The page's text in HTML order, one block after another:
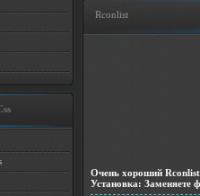
Rconlist
Очень хороший
Установка: Заменяете